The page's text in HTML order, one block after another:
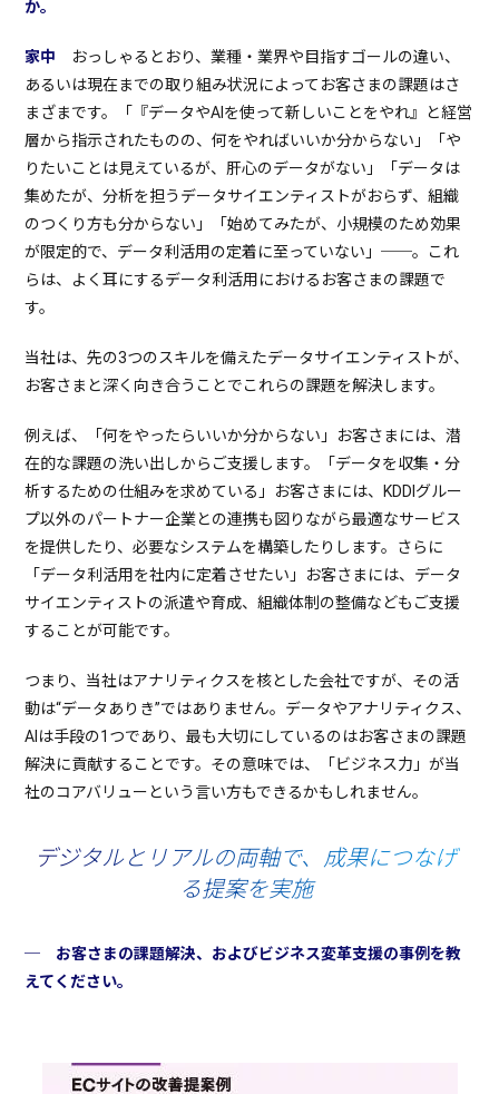
か。
家中 おっしゃるとおり、業種・業界や目指すゴールの違い、
あるいは現在までの取り組み状況によってお客さまの課題はさ
まざまです。「『データやAIを使って新しいことをやれ』と経営
層から指示されたものの、何をやればいいか分からない」「や
りたいことは見えているが、肝心のデータがない」「データは
集めたが、分析を担うデータサイエンティストがおらず、組織
のつくり方も分からない」「始めてみたが、小規模のため効果
が限定的で、データ利活用の定着に至っていない」──。これ
らは、よく耳にするデータ利活用におけるお客さまの課題で
す。
当社は、先の3つのスキルを備えたデータサイエンティストが、
お客さまと深く向き合うことでこれらの課題を解決します。
例えば、「何をやったらいいか分からない」お客さまには、潜
在的な課題の洗い出しからご支援します。「データを収集・分
析するための仕組みを求めている」お客さまには、KDDIグルー
プ以外のパートナー企業との連携も図りながら最適なサービス
を提供したり、必要なシステムを構築したりします。さらに
「データ利活用を社内に定着させたい」お客さまには、データ
サイエンティストの派遣や育成、組織体制の整備などもご支援
することが可能です。
つまり、当社はアナリティクスを核とした会社ですが、その活
動は“データありき”ではありません。データやアナリティクス、
AIは手段の1つであり、最も大切にしているのはお客さまの課題
解決に貢献することです。その意味では、「ビジネス力」が当
社のコアバリューという言い方もできるかもしれません。
デジタルとリアルの両軸で、成果につなげ
る提案を実施
─ お客さまの課題解決、およびビジネス変革支援の事例を教
えてください。